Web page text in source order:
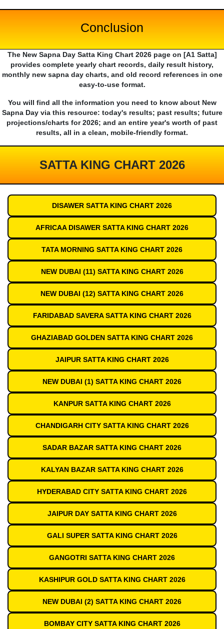
Conclusion
The New Sapna Day Satta King Chart 2026 page on [A1 Satta]
provides complete yearly chart records, daily result history,
monthly new sapna day charts, and old record references in one
easy-to-use format.
You will find all the information you need to know about New
Sapna Day via this resource: today's results; past results; future
projections/charts for 2026; and an entire year's worth of past
results, all in a clean, mobile-friendly format.
SATTA KING CHART 2026
DISAWER SATTA KING CHART 2026
AFRICAA DISAWER SATTA KING CHART 2026
TATA MORNING SATTA KING CHART 2026
NEW DUBAI (11) SATTA KING CHART 2026
NEW DUBAI (12) SATTA KING CHART 2026
FARIDABAD SAVERA SATTA KING CHART 2026
GHAZIABAD GOLDEN SATTA KING CHART 2026
JAIPUR SATTA KING CHART 2026
NEW DUBAI (1) SATTA KING CHART 2026
KANPUR SATTA KING CHART 2026
CHANDIGARH CITY SATTA KING CHART 2026
SADAR BAZAR SATTA KING CHART 2026
KALYAN BAZAR SATTA KING CHART 2026
HYDERABAD CITY SATTA KING CHART 2026
JAIPUR DAY SATTA KING CHART 2026
GALI SUPER SATTA KING CHART 2026
GANGOTRI SATTA KING CHART 2026
KASHIPUR GOLD SATTA KING CHART 2026
NEW DUBAI (2) SATTA KING CHART 2026
BOMBAY CITY SATTA KING CHART 2026